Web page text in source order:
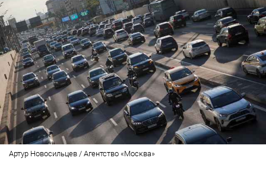
Артур Новосильцев / Агентство «Москва»